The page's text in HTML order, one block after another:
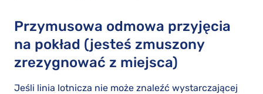
Przymusowa odmowa przyjęcia
na pokład (jesteś zmuszony
zrezygnować z miejsca)
Jeśli linia lotnicza nie może znaleźć wystarczającej